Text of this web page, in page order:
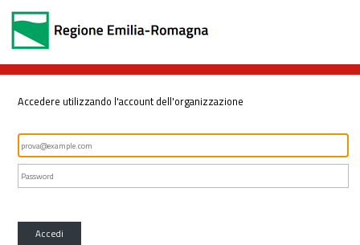
Accedere utilizzando l'account dell'organizzazione
Accedi